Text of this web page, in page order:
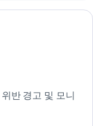
반 경고 및 모니